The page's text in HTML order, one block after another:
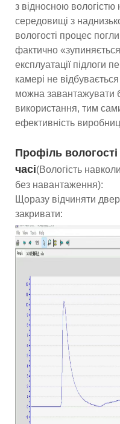
з відносною
середовищі з
вологості процес
фактично
експлуатації підлоги
камері не
можна завантажувати
використання, тим
ефективність
Профіль
часі(Вологість
без навантаження):
Щоразу відчиняти
закривати: